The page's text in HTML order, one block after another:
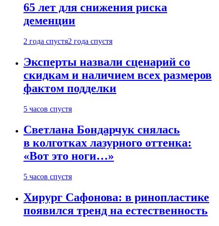
65 лет для снижения риска
деменции
2 года спустя2 года спустя
Эксперты назвали сценарий со
скидкам и наличием всех размеров
фактом подделки
5 часов спустя
Светлана Бондарчук снялась
в колготках лазурного оттенка:
«Вот это ноги…»
5 часов спустя
Хирург Сафонова: в ринопластике
появился тренд на естественность